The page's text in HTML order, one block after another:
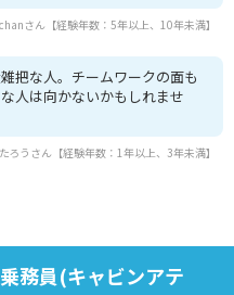
さん【経験年数：5年以上、10年未満】
把な人。チームワークの面も
人は向かないかもしれませ
ろうさん【経験年数：1年以上、3年未満】
務員(キャビンアテ